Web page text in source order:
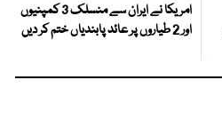
امریکا نے ایران سے منسلک 3 کمپنیوں
اور 2 طیاروں پر عائد پابندیاں ختم کر دیں